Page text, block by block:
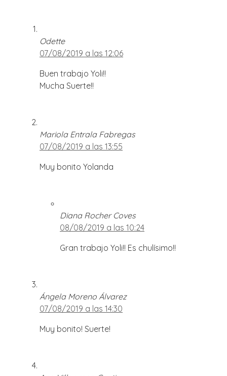
Odette
07/08/2019 a las 12:06
Buen trabajo Yoli!!
Mucha Suerte!!
Mariola Entrala Fabregas
07/08/2019 a las 13:55
Muy bonito Yolanda
Diana Rocher Coves
08/08/2019 a las 10:24
Gran trabajo Yoli!! Es chulísimo!!
Ángela Moreno Álvarez
07/08/2019 a las 14:30
Muy bonito! Suerte!